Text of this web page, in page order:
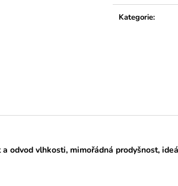
Kategorie:
odvod vlhkosti, mimořádná prodyšnost,